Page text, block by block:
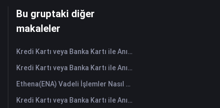
Bu gruptaki diğer
makaleler
Kredi Kartı veya Banka Kartı ile Anında HANePlatform (HANEP) Satın Alın
Kredi Kartı veya Banka Kartı ile Anında Cropto Wheat Token (CROW) Satın Alın
Ethena(ENA) Vadeli İşlemler Nasıl Yapılır: Yeni Başlayanlar İçin Kapsamlı Bir Rehber
Kredi Kartı veya Banka Kartı ile Anında Tutorial (TUT) Satın Alın